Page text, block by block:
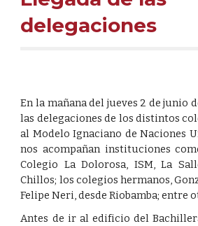
delegaciones
En la mañana del jueves 2 de junio
las delegaciones de los distintos
al Modelo Ignaciano de Naciones
nos acompañan instituciones
Colegio La Dolorosa, ISM, La
Chillos; los colegios hermanos,
Felipe Neri, desde Riobamba; entre
Antes de ir al edificio del